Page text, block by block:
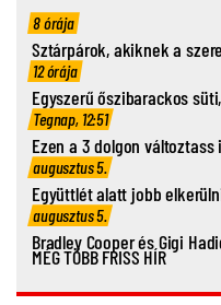
8 órája
Sztárpárok, akiknek a
12 órája
Egyszerű őszibarackos
Tegnap, 12:51
Ezen a 3 dolgon
augusztus 5.
Együttlét alatt jobb
augusztus 5.
Bradley Cooper és Gigi
MÉG TÖBB FRISS HÍR